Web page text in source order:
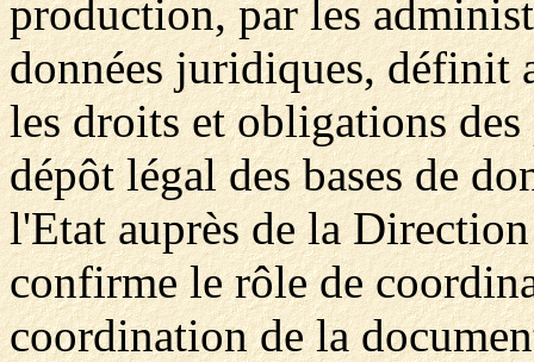
production, par les
données juridiques, définit
les droits et obligations
dépôt légal des bases de
l'Etat auprès de la
confirme le rôle de
coordination de la